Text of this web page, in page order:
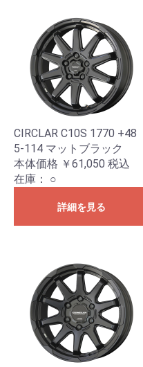
CIRCLAR C10S 1770 +48
5-114 マットブラック
本体価格 ￥61,050 税込
在庫： ○
詳細を見る